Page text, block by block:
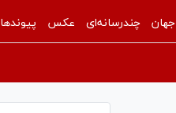
جهان چندرسانه‌ای عکس پیوندها